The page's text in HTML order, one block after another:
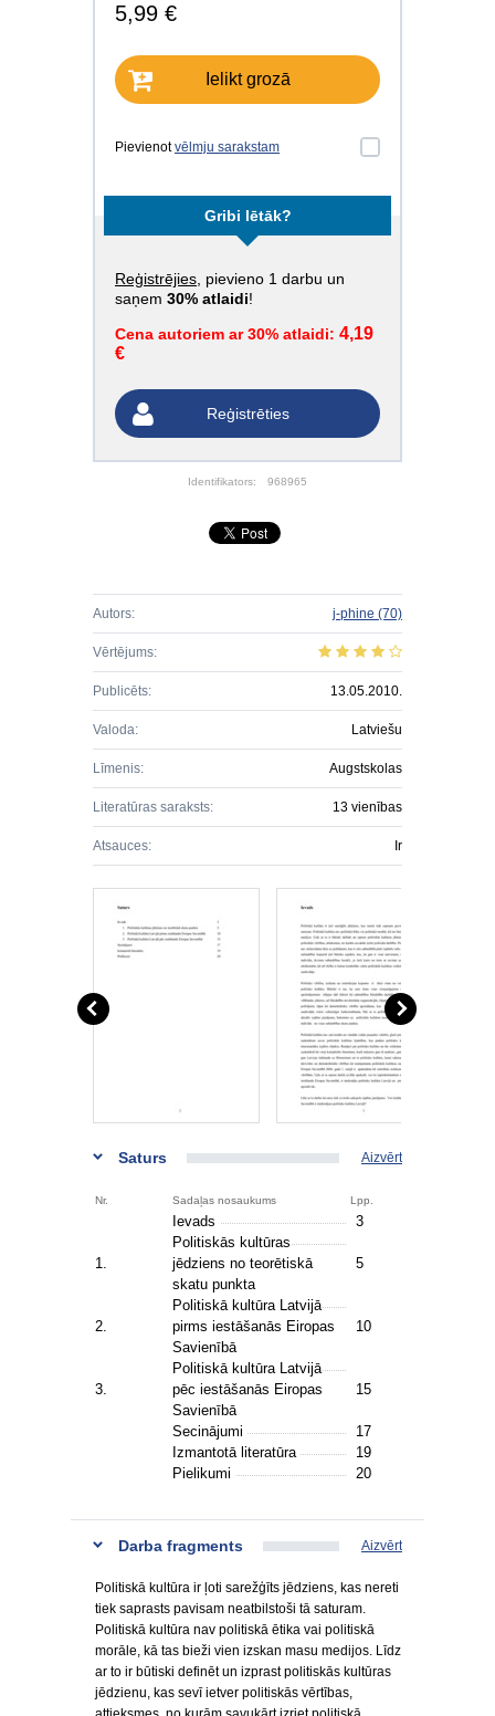
5,99 €
Ielikt grozā
Pievienotvēlmju sarakstam
Gribi lētāk?
Reģistrējies , pievieno 1 darbu un
saņem 30% atlaidi!
Cena autoriem ar 30% atlaidi: 4,19
€
Reģistrēties
Identifikators: 968965
Autors: j-phine (70)
Vērtējums:
Publicēts: 13.05.2010.
Valoda: Latviešu
Līmenis: Augstskolas
Literatūras saraksts: 13 vienības
Atsauces: Ir
Saturs Aizvērt
Nr. Sadaļas nosaukums Lpp.
Ievads 3
1.
Politiskās kultūras
jēdziens no teorētiskā
skatu punkta
5
2.
Politiskā kultūra Latvijā
pirms iestāšanās Eiropas
Savienībā
10
3.
Politiskā kultūra Latvijā
pēc iestāšanās Eiropas
Savienībā
15
Secinājumi
17
Izmantotā literatūra
19
Pielikumi
20
Darba fragments Aizvērt
Politiskā kultūra ir ļoti sarežģīts jēdziens, kas nereti
tiek saprasts pavisam neatbilstoši tā saturam.
Politiskā kultūra nav politiskā ētika vai politiskā
morāle, kā tas bieži vien izskan masu medijos. Līdz
ar to ir būtiski definēt un izprast politiskās kultūras
jēdzienu, kas sevī ietver politiskās vērtības,